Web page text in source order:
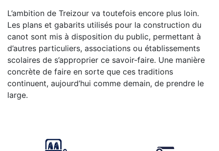
L’ambition de Treizour va toutefois encore plus loin.
Les plans et gabarits utilisés pour la construction du
canot sont mis à disposition du public, permettant à
d’autres particuliers, associations ou établissements
scolaires de s’approprier ce savoir-faire. Une manière
concrète de faire en sorte que ces traditions
continuent, aujourd’hui comme demain, de prendre le
large.